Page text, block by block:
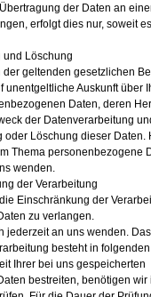
der Daten an
erfolgt dies nur, soweit
und Löschung
geltenden gesetzlichen
unentgeltliche Auskunft über
Daten, deren
der Datenverarbeitung
oder Löschung dieser Daten.
Thema personenbezogene
wenden.
der Verarbeitung
Einschränkung der
zu verlangen.
jederzeit an uns wenden.
besteht in
Ihrer bei uns gespeicherten
bestreiten, benötigen wir